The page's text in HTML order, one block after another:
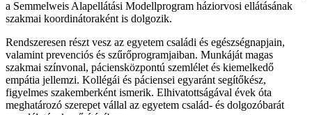
a Semmelweis Alapellátási Modellprogram háziorvosi ellátásának
szakmai koordinátoraként is dolgozik.
Rendszeresen részt vesz az egyetem családi és egészségnapjain,
valamint prevenciós és szűrőprogramjaiban. Munkáját magas
szakmai színvonal, páciensközpontú szemlélet és kiemelkedő
empátia jellemzi. Kollégái és páciensei egyaránt segítőkész,
figyelmes szakemberként ismerik. Elhivatottságával évek óta
meghatározó szerepet vállal az egyetem család- és dolgozóbarát